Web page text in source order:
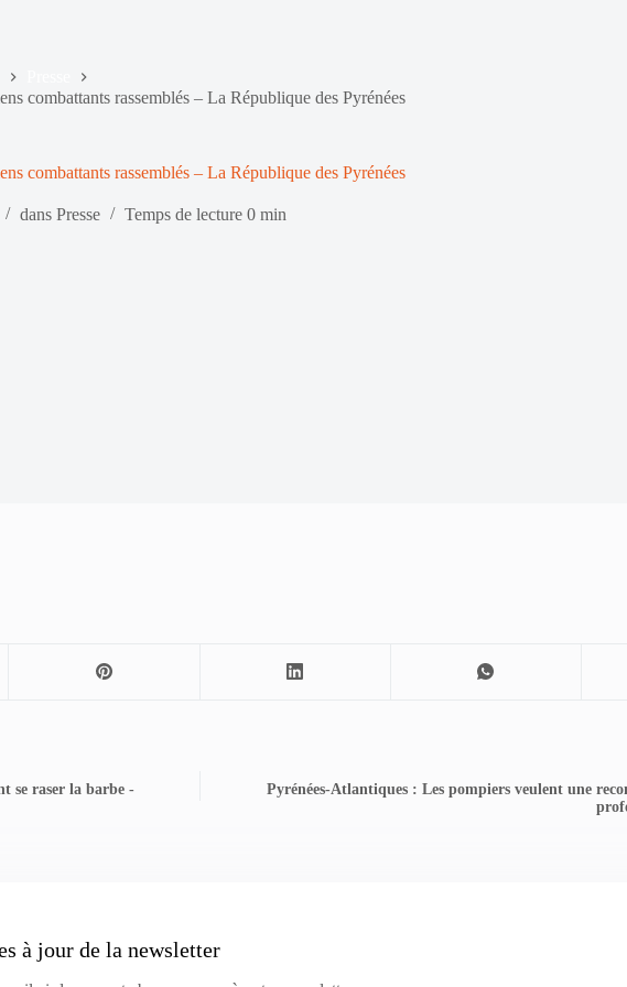
combattants rassemblés – La République des Pyrénées
combattants rassemblés – La République des Pyrénées
dans Presse Temps de lecture 0 min
se raser la barbe -
Pyrénées-Atlantiques : Les pompiers veulent une
à jour de la newsletter